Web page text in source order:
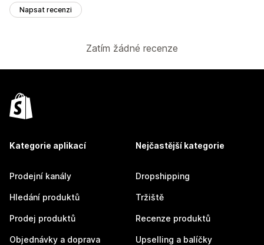
Napsat recenzi
Zatím žádné recenze
Kategorie aplikací
Prodejní kanály
Hledání produktů
Prodej produktů
Objednávky a doprava
Nejčastější kategorie
Dropshipping
Tržiště
Recenze produktů
Upselling a balíčky